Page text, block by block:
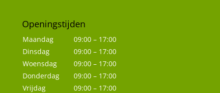
Openingstijden
Maandag
09:00 – 17:00
Dinsdag
09:00 – 17:00
Woensdag
09:00 – 17:00
Donderdag
09:00 – 17:00
Vrijdag
09:00 – 17:00